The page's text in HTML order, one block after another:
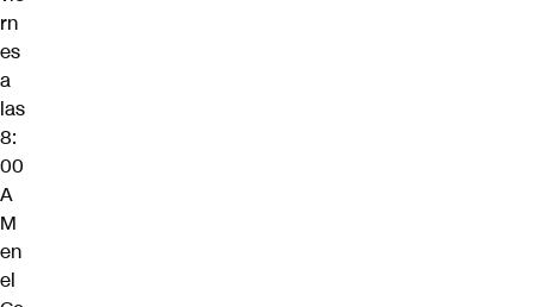
rn
es
a
las
8:
00
A
M
en
el